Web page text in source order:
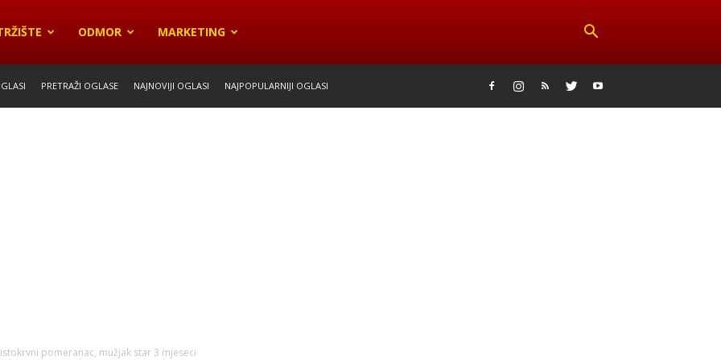
ODMOR MARKETING
PRETRAŽI OGLASE NAJNOVIJI OGLASI NAJPOPULARNIJI OGLASI
pomeranac, mužjak star 3 mjeseci